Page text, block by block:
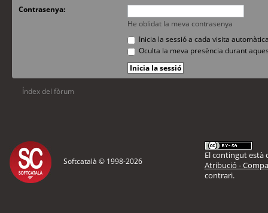
Contrasenya:
He oblidat la meva contrasenya
Inicia la sessió a cada visita
Oculta la meva presència durant
Índex del fòrum
Softcatalà © 1998-2026
El contingut està
Atribució -
contrari.